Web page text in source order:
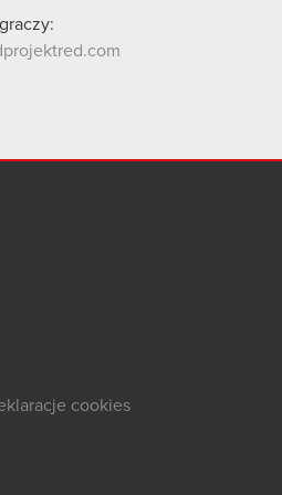
cookies